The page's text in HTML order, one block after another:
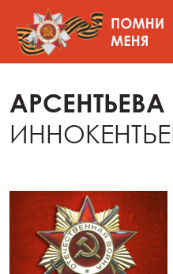
АРСЕНТЬЕВА